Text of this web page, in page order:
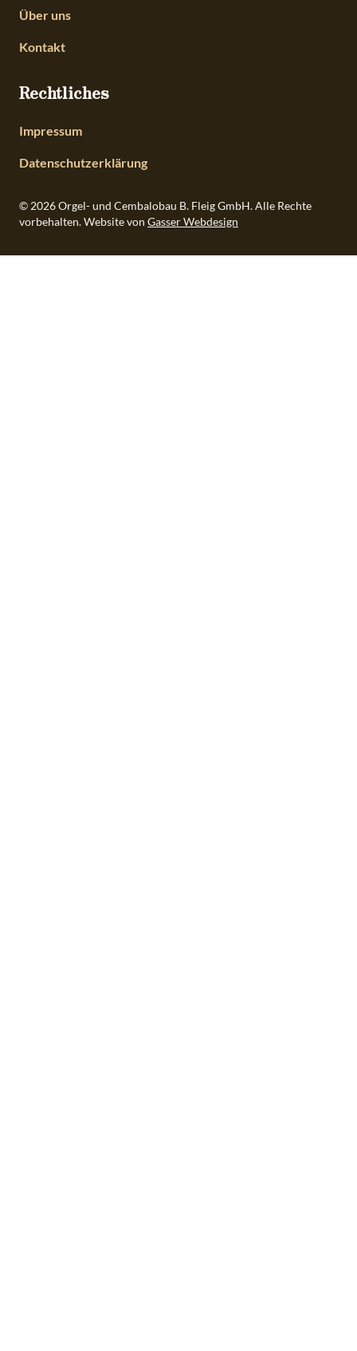
Über uns
Kontakt
Rechtliches
Impressum
Datenschutzerklärung
© 2026 Orgel- und Cembalobau B. Fleig GmbH. Alle Rechte
vorbehalten.Website von Gasser Webdesign